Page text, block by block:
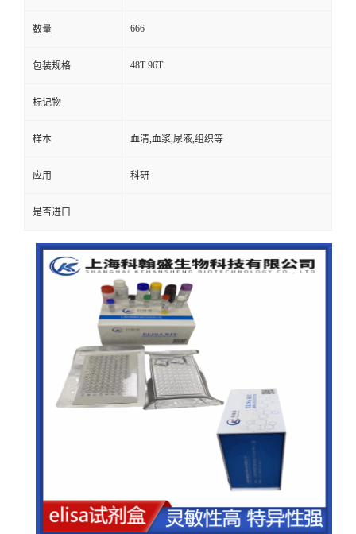
数量 666
包装规格 48T 96T
标记物
样本 血清,血浆,尿液,组织等
应用 科研
是否进口